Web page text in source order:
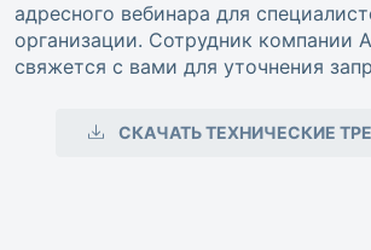
адресного вебинара для
организации. Сотрудник компании
свяжется с вами для уточнения
СКАЧАТЬ ТЕХНИЧЕСКИЕ